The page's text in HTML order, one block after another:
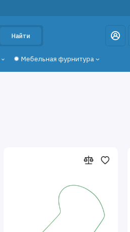
Найти
✹ Мебельная фурнитура